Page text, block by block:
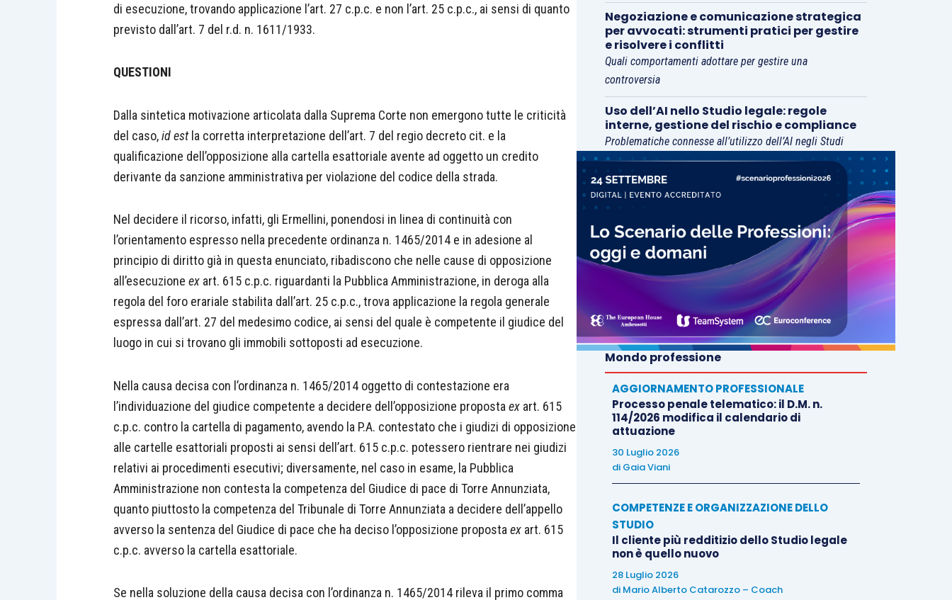
di esecuzione, trovando applicazione l’art. 27 c.p.c. e non l’art. 25 c.p.c., ai sensi di quanto
previsto dall’art. 7 del r.d. n. 1611/1933.
QUESTIONI
Dalla sintetica motivazione articolata dalla Suprema Corte non emergono tutte le criticità
del caso,id estla corretta interpretazione dell’art. 7 del regio decreto cit. e la
qualificazione dell’opposizione alla cartella esattoriale avente ad oggetto un credito
derivante da sanzione amministrativa per violazione del codice della strada.
Nel decidere il ricorso, infatti, gli Ermellini, ponendosi in linea di continuità con
l’orientamento espresso nella precedente ordinanza n. 1465/2014 e in adesione al
principio di diritto già in questa enunciato, ribadiscono che nelle cause di opposizione
all’esecuzione ex art. 615 c.p.c. riguardanti la Pubblica Amministrazione, in deroga alla
regola del foro erariale stabilita dall’art. 25 c.p.c., trova applicazione la regola generale
espressa dall’art. 27 del medesimo codice, ai sensi del quale è competente il giudice del
luogo in cui si trovano gli immobili sottoposti ad esecuzione.
Nella causa decisa con l’ordinanza n. 1465/2014 oggetto di contestazione era
l’individuazione del giudice competente a decidere dell’opposizione proposta ex art. 615
c.p.c. contro la cartella di pagamento, avendo la P.A. contestato che i giudizi di opposizione
alle cartelle esattoriali proposti ai sensi dell’art. 615 c.p.c. potessero rientrare nei giudizi
relativi ai procedimenti esecutivi; diversamente, nel caso in esame, la Pubblica
Amministrazione non contesta la competenza del Giudice di pace di Torre Annunziata,
quanto piuttosto la competenza del Tribunale di Torre Annunziata a decidere dell’appello
avverso la sentenza del Giudice di pace che ha deciso l’opposizione proposta ex art. 615
c.p.c. avverso la cartella esattoriale.
Se nella soluzione della causa decisa con l’ordinanza n. 1465/2014 rileva il primo comma
Negoziazione e comunicazione strategica
per avvocati: strumenti pratici per gestire
e risolvere i conflitti
Quali comportamenti adottare per gestire una
controversia
Uso dell’AI nello Studio legale: regole
interne, gestione del rischio e compliance
Problematiche connesse all’utilizzo dell’AI negli Studi
Mondo professione
AGGIORNAMENTO PROFESSIONALE
Processo penale telematico: il D.M. n.
114/2026 modifica il calendario di
attuazione
30 Luglio 2026
di Gaia Viani
COMPETENZE E ORGANIZZAZIONE DELLO
STUDIO
Il cliente più redditizio dello Studio legale
non è quello nuovo
28 Luglio 2026
di Mario Alberto Catarozzo – Coach